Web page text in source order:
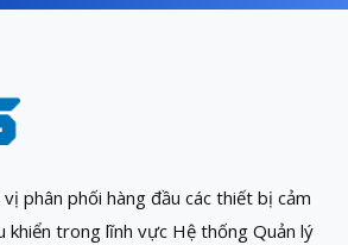
vị phân phối hàng đầu các thiết bị cảm
khiển trong lĩnh vực Hệ thống Quản lý